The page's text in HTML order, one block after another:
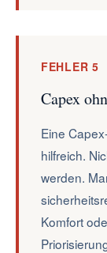
FEHLER 5
Capex
Eine
hilfreich.
werden.
Komfort